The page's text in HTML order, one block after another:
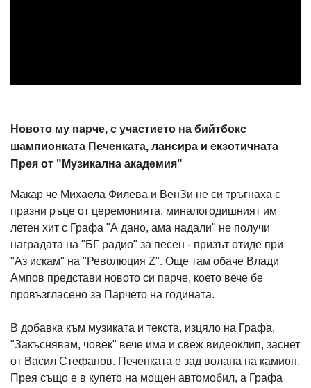
Новото му парче, с участието на бийтбокс
шампионката Печенката, лансира и екзотичната
Прея от "Музикална академия"
Макар че Михаела Филева и ВенЗи не си тръгнаха с
празни ръце от церемонията, миналогодишният им
летен хит с Графа "А дано, ама надали" не получи
наградата на "БГ радио" за песен - призът отиде при
"Аз искам" на "Революция Z". Още там обаче Влади
Ампов представи новото си парче, което вече бе
провъзгласено за Парчето на годината.
В добавка към музиката и текста, изцяло на Графа,
"Закъснявам, човек" вече има и свеж видеоклип, заснет
от Васил Стефанов. Печенката е зад волана на камион,
Прея също е в купето на мощен автомобил, а Графа